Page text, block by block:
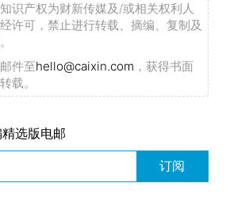
识产权为财新传媒及/或相关权利人
许可，禁止进行转载、摘编、复制及
件至hello@caixin.com ，获得书面
载。
选版电邮
订阅